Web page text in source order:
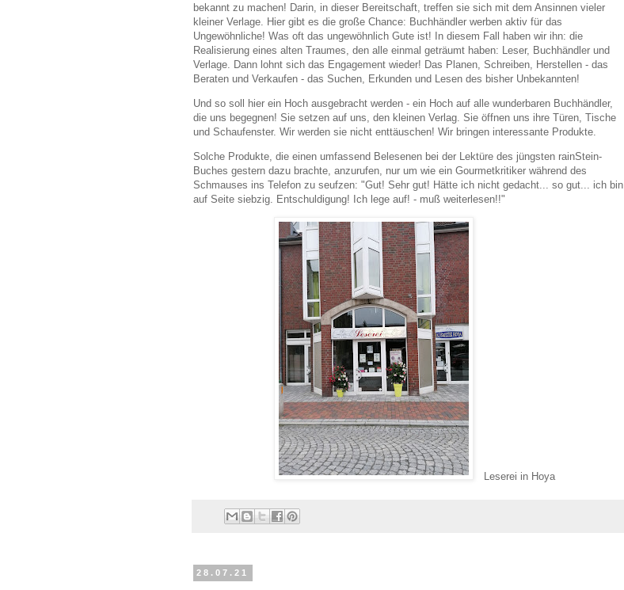
bekannt zu machen! Darin, in dieser Bereitschaft, treffen sie sich mit dem Ansinnen vieler
kleiner Verlage. Hier gibt es die große Chance: Buchhändler werben aktiv für das
Ungewöhnliche! Was oft das ungewöhnlich Gute ist! In diesem Fall haben wir ihn: die
Realisierung eines alten Traumes, den alle einmal geträumt haben: Leser, Buchhändler und
Verlage. Dann lohnt sich das Engagement wieder! Das Planen, Schreiben, Herstellen - das
Beraten und Verkaufen - das Suchen, Erkunden und Lesen des bisher Unbekannten!
Und so soll hier ein Hoch ausgebracht werden - ein Hoch auf alle wunderbaren Buchhändler,
die uns begegnen! Sie setzen auf uns, den kleinen Verlag. Sie öffnen uns ihre Türen, Tische
und Schaufenster. Wir werden sie nicht enttäuschen! Wir bringen interessante Produkte.
Solche Produkte, die einen umfassend Belesenen bei der Lektüre des jüngsten rainStein-
Buches gestern dazu brachte, anzurufen, nur um wie ein Gourmetkritiker während des
Schmauses ins Telefon zu seufzen: "Gut! Sehr gut! Hätte ich nicht gedacht... so gut... ich bin
auf Seite siebzig. Entschuldigung! Ich lege auf! - muß weiterlesen!!"
Leserei in Hoya
28.07.21